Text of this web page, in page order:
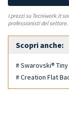
I prezzi su Tecniwork.it
professionisti del settore.
Scopri anche:
# Swarovski®
# Creation Flat